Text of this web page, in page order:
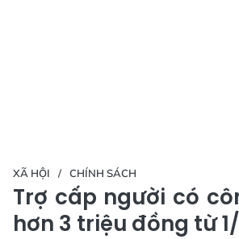
XÃ HỘI CHÍNH SÁCH
Trợ cấp người có
hơn 3 triệu đồng từ